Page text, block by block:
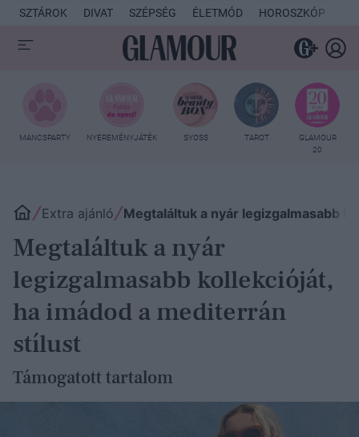
SZTÁROK DIVAT SZÉPSÉG ÉLETMÓD HOROSZKÓP
MANCSPARTY NYEREMÉNYJÁTÉK SYOSS TAROT
GLAMOUR
20
Extra ajánló Megtaláltuk a nyár legizgalmasabb
Megtaláltuk a nyár
legizgalmasabb kollekcióját,
ha imádod a mediterrán
stílust
Támogatott tartalom